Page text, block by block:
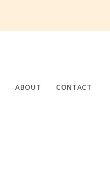
ABOUT CONTACT